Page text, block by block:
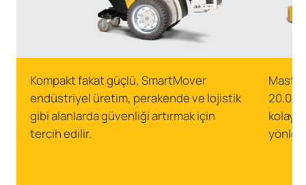
Kompakt fakat güçlü, SmartMover
endüstriyel üretim, perakende ve lojistik
gibi alanlarda güvenliği artırmak için
tercih edilir.
20.000